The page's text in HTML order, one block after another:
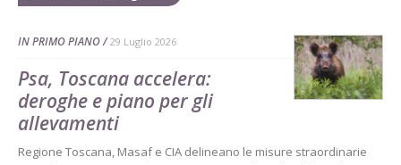
IN PRIMO PIANO 29 Luglio 2026
Psa, Toscana accelera:
deroghe e piano per gli
allevamenti
Regione Toscana, Masaf e CIA delineano le misure straordinarie